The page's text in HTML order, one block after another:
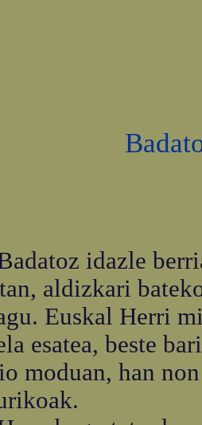
idazle
aldizkari
Euskal Herri
esatea, beste
moduan, han